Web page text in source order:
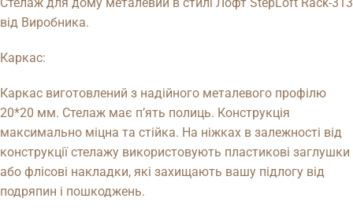
від Виробника.
Каркас:
Каркас виготовлений з надійного металевого профілю
20*20 мм. Стелаж має п’ять полиць. Конструкція
максимально міцна та стійка. На ніжках в залежності від
конструкції стелажу використовують пластикові заглушки
або флісові накладки, які захищають вашу підлогу від
подряпин і пошкоджень.